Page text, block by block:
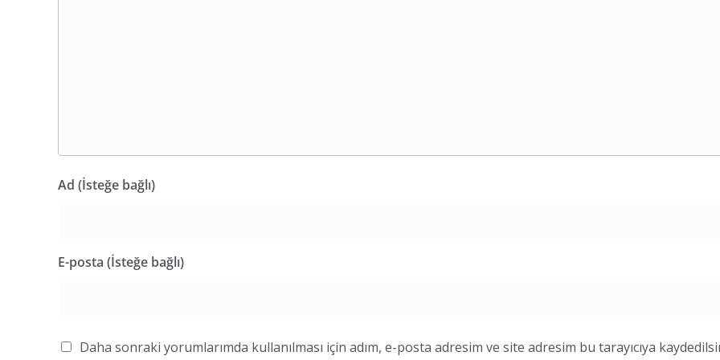
Ad (İsteğe bağlı)
E-posta (İsteğe bağlı)
Daha sonraki yorumlarımda kullanılması için adım, e-posta adresim ve site adresim bu tarayıcıya